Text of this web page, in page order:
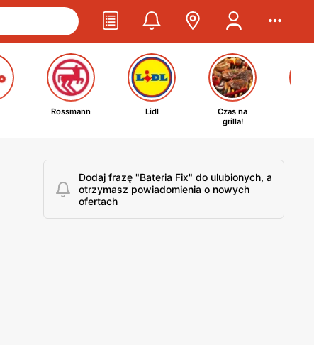
Rossmann Lidl
Czas na
grilla!
Dodaj frazę "Bateria Fix" do ulubionych, a
otrzymasz powiadomienia o nowych
ofertach